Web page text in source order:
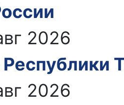
2026
2026